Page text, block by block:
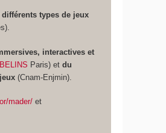
types de jeux
interactives et
Paris) etdu
(Cnam-Enjmin).
mader/ et